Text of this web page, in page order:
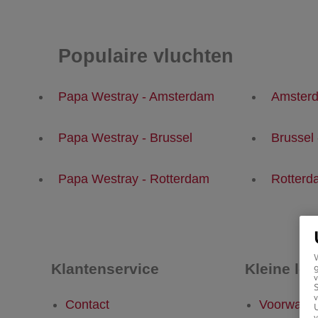
Populaire vluchten
Papa Westray - Amsterdam
Papa Westray - Brussel Brussel
Papa Westray - Rotterdam
Klantenservice
Contact
Kleine